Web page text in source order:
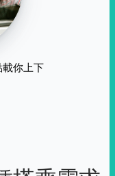
你上下